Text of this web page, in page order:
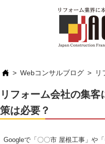
Webコンサルブログ リ
リフォーム会社の集
策は必要？
Googleで「〇〇市 屋根工事」や